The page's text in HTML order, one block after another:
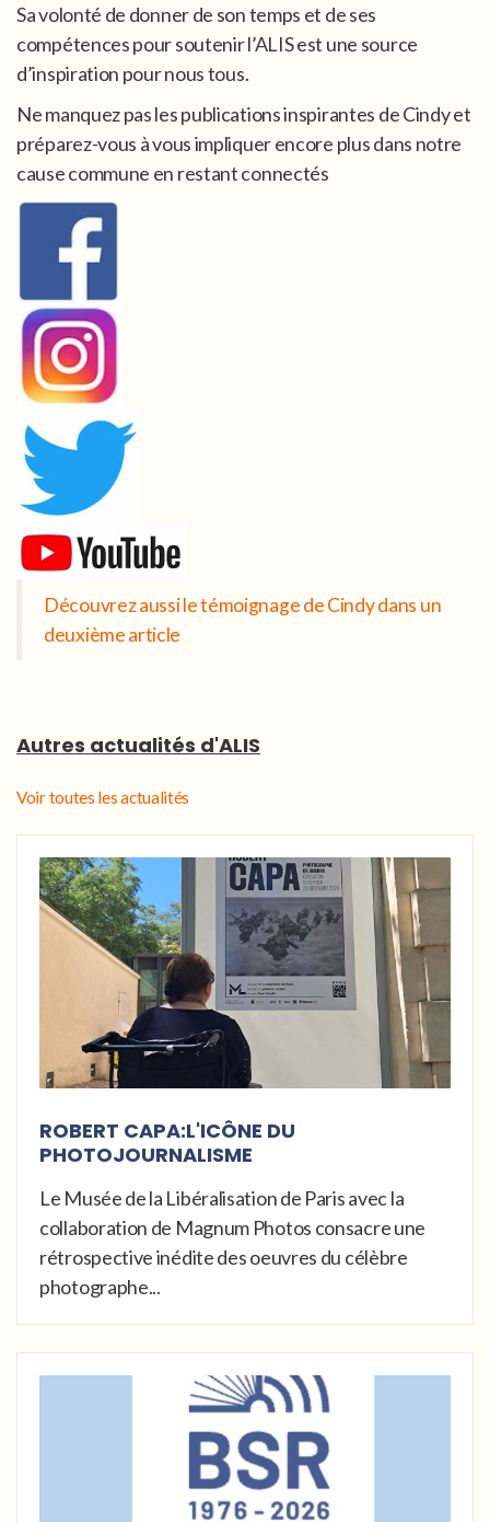
Sa volonté de donner de son temps et de ses
compétences pour soutenir l’ALIS est une source
d’inspiration pour nous tous.
Ne manquez pas les publications inspirantes de Cindy et
préparez-vous à vous impliquer encore plus dans notre
cause commune en restant connectés
Découvrez aussi le témoignage de Cindy dans un
deuxième article
Autres actualités d'ALIS
Voir toutes les actualités
ROBERT CAPA:L'ICÔNE DU
PHOTOJOURNALISME
Le Musée de la Libéralisation de Paris avec la
collaboration de Magnum Photos consacre une
rétrospective inédite des oeuvres du célèbre
photographe...